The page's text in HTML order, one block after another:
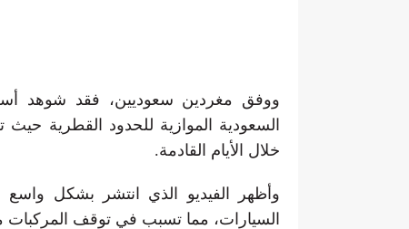
ووفق مغردين سعوديين، فقد شوهد
السعودية الموازية للحدود القطرية
خلال الأيام القادمة.
وأظهر الفيديو الذي انتشر بشكل
السيارات، مما تسبب في توقف المركبات